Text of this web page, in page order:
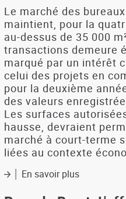
pays
de
Brest
Le marché des
maintient, pour la
au-dessus de 35 000
transactions demeure
marqué par un intérêt
celui des projets en
pour la deuxième
des valeurs
Les surfaces
hausse, devraient
marché à court-terme
liées au contexte
En savoir plussur